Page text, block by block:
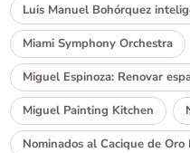
Luis Manuel Bohórquez
Miami Symphony Orchestra
Miguel Espinoza: Renovar
Miguel Painting Kitchen
Nominados al Cacique de